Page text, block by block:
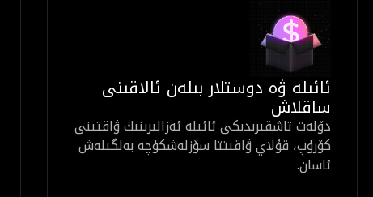
ئائىلە ۋە دوستلار بىلەن ئالاقىنى
ساقلاش
دۆلەت تاشقىرىدىكى ئائىلە ئەزالىرىنىڭ ۋاقتىنى
كۆرۈپ، قۇلاي ۋاقىتتا سۆزلەشكۈچە بەلگىلەش
ئاسان.